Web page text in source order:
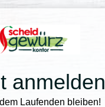
anmelden
Laufenden bleiben!